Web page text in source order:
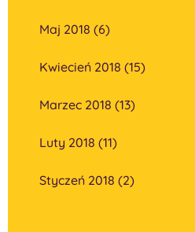
Maj 2018 (6)
Kwiecień 2018 (15)
Marzec 2018 (13)
Luty 2018 (11)
Styczeń 2018 (2)